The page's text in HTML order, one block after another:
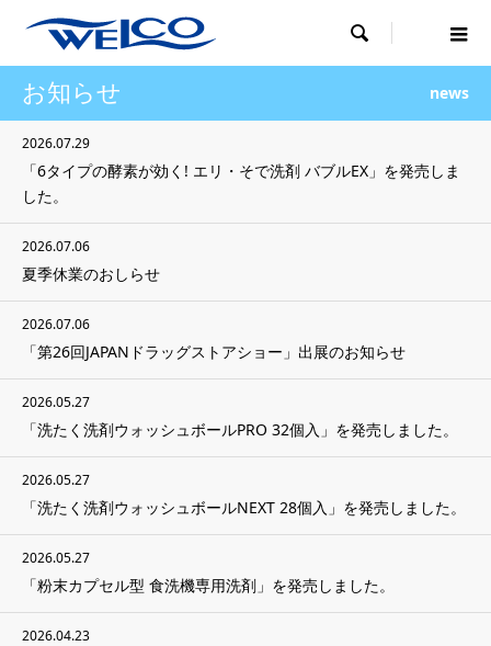

お知らせ news
2026.07.29
「6タイプの酵素が効く! エリ・そで洗剤 バブルEX」を発売しま
した。
2026.07.06
夏季休業のおしらせ
2026.07.06
「第26回JAPANドラッグストアショー」出展のお知らせ
2026.05.27
「洗たく洗剤ウォッシュボールPRO 32個入」を発売しました。
2026.05.27
「洗たく洗剤ウォッシュボールNEXT 28個入」を発売しました。
2026.05.27
「粉末カプセル型 食洗機専用洗剤」を発売しました。
2026.04.23